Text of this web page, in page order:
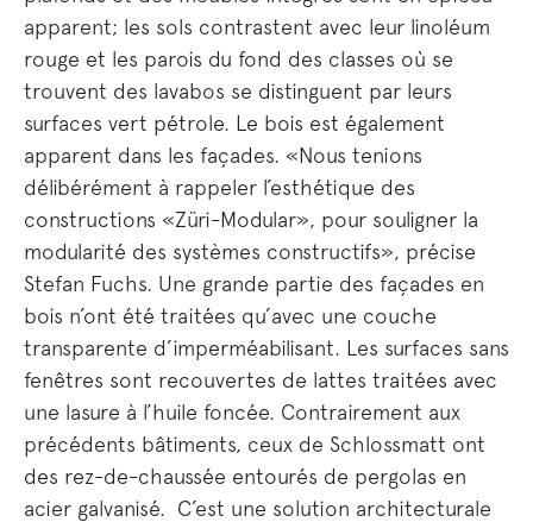
apparent; les sols contrastent avec leur linoléum
rouge et les parois du fond des classes où se
trouvent des lavabos se distinguent par leurs
surfaces vert pétrole. Le bois est également
apparent dans les façades. «Nous tenions
délibérément à rappeler l’esthétique des
constructions «Züri-Modular», pour souligner la
modularité des systèmes constructifs», précise
Stefan Fuchs. Une grande partie des façades en
bois n’ont été traitées qu’avec une couche
transparente d’imperméabilisant. Les surfaces sans
fenêtres sont recouvertes de lattes traitées avec
une lasure à l’huile foncée. Contrairement aux
précédents bâtiments, ceux de Schlossmatt ont
des rez-de-chaussée entourés de pergolas en
acier galvanisé. C’est une solution architecturale